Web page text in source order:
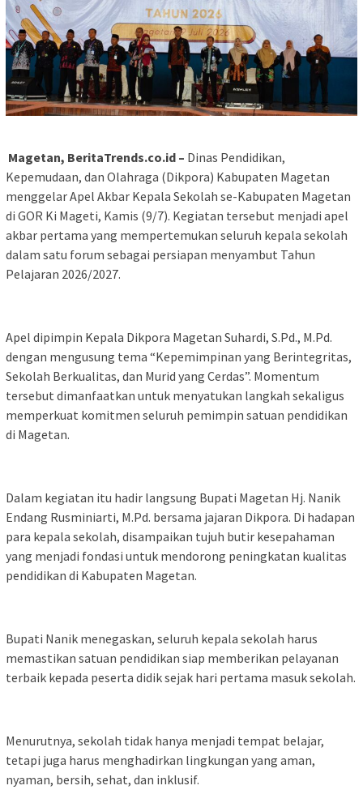
Magetan, BeritaTrends.co.id – Dinas Pendidikan,
Kepemudaan, dan Olahraga (Dikpora) Kabupaten Magetan
menggelar Apel Akbar Kepala Sekolah se-Kabupaten Magetan
di GOR Ki Mageti, Kamis (9/7). Kegiatan tersebut menjadi apel
akbar pertama yang mempertemukan seluruh kepala sekolah
dalam satu forum sebagai persiapan menyambut Tahun
Pelajaran 2026/2027.
Apel dipimpin Kepala Dikpora Magetan Suhardi, S.Pd., M.Pd.
dengan mengusung tema “Kepemimpinan yang Berintegritas,
Sekolah Berkualitas, dan Murid yang Cerdas”. Momentum
tersebut dimanfaatkan untuk menyatukan langkah sekaligus
memperkuat komitmen seluruh pemimpin satuan pendidikan
di Magetan.
Dalam kegiatan itu hadir langsung Bupati Magetan Hj. Nanik
Endang Rusminiarti, M.Pd. bersama jajaran Dikpora. Di hadapan
para kepala sekolah, disampaikan tujuh butir kesepahaman
yang menjadi fondasi untuk mendorong peningkatan kualitas
pendidikan di Kabupaten Magetan.
Bupati Nanik menegaskan, seluruh kepala sekolah harus
memastikan satuan pendidikan siap memberikan pelayanan
terbaik kepada peserta didik sejak hari pertama masuk sekolah.
Menurutnya, sekolah tidak hanya menjadi tempat belajar,
tetapi juga harus menghadirkan lingkungan yang aman,
nyaman, bersih, sehat, dan inklusif.